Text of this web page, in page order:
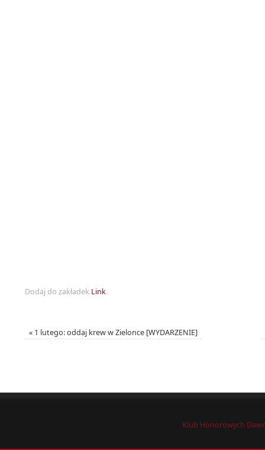
Dodaj do zakładek Link.
« 1 lutego: oddaj krew w Zielonce [WYDARZENIE]
Klub Honorowych